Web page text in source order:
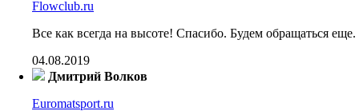
Flowclub.ru
Все как всегда на высоте! Спасибо. Будем обращаться еще.
04.08.2019
Дмитрий Волков
Euromatsport.ru